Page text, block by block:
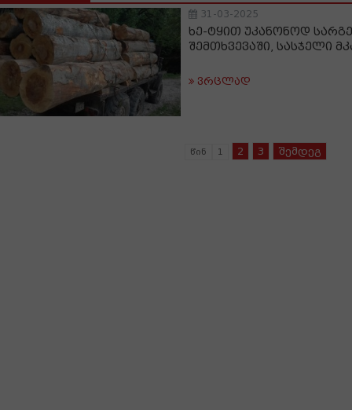
31-03-2025
ხე-ტყით უკანონოდ
შემთხვევაში, სასჯელი
ვრცლად
წინ 1 2 3 შემდეგ